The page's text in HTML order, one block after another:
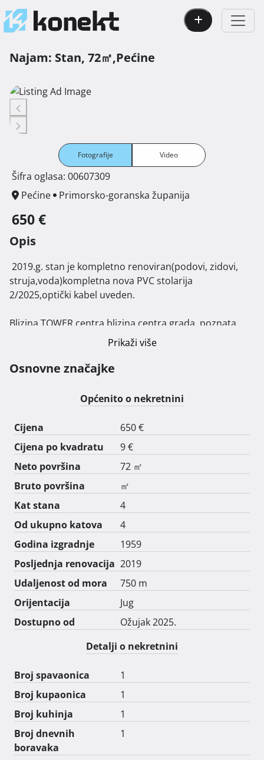
Najam: Stan, 72㎡,Pećine
Fotografije Video
Šifra oglasa: 00607309
Pećine
Primorsko-goranska županija
650 €
Opis
struja,voda)kompletna nova PVC stolarija
2/2025,optički kabel uveden.
Blizina TOWER centra,blizina centra grada ,poznata
riječke plaže  Sablićevo 750 metara.
Besplatni javni parking u dvije ulice.
Troškovi stanovanja označeni u predviđenim poljima(
mi plaćamo pričuvu i održavanje  zgrade).
Stan je kompletno osiguran od nepredviđenih
događaja, izuzev  elektronike i kućanskih  aparata.
Stan bi bio na dugoročni najam.
Slike,dodatne informacije,eventualno razgled stana
dostupan sam isključivo na mobitel.(Viber,Whatsapp)
Prikaži više
Osnovne značajke
Općenito o nekretnini
Cijena
650 €
Cijena po kvadratu
9 €
Neto površina
72 ㎡
Bruto površina
㎡
Kat stana
4
Od ukupno katova
4
Godina izgradnje
1959
Posljednja renovacija 2019
Udaljenost od mora
750 m
Orijentacija
Jug
Dostupno od
Ožujak 2025.
Detalji o nekretnini
Broj spavaonica
1
Broj kupaonica
1
Broj kuhinja
1
Broj dnevnih
boravaka
1